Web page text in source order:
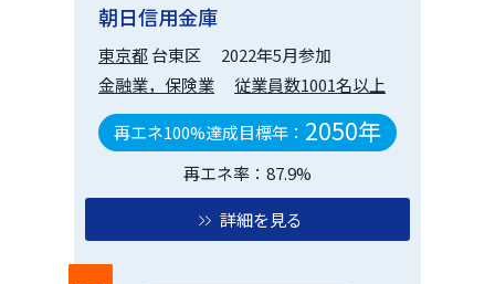
朝日信用金庫
東京都 台東区
2022年5月参加
金融業，保険業
従業員数1001名以上
再エネ100%達成目標年： 2050年
再エネ率：87.9%
詳細を見る